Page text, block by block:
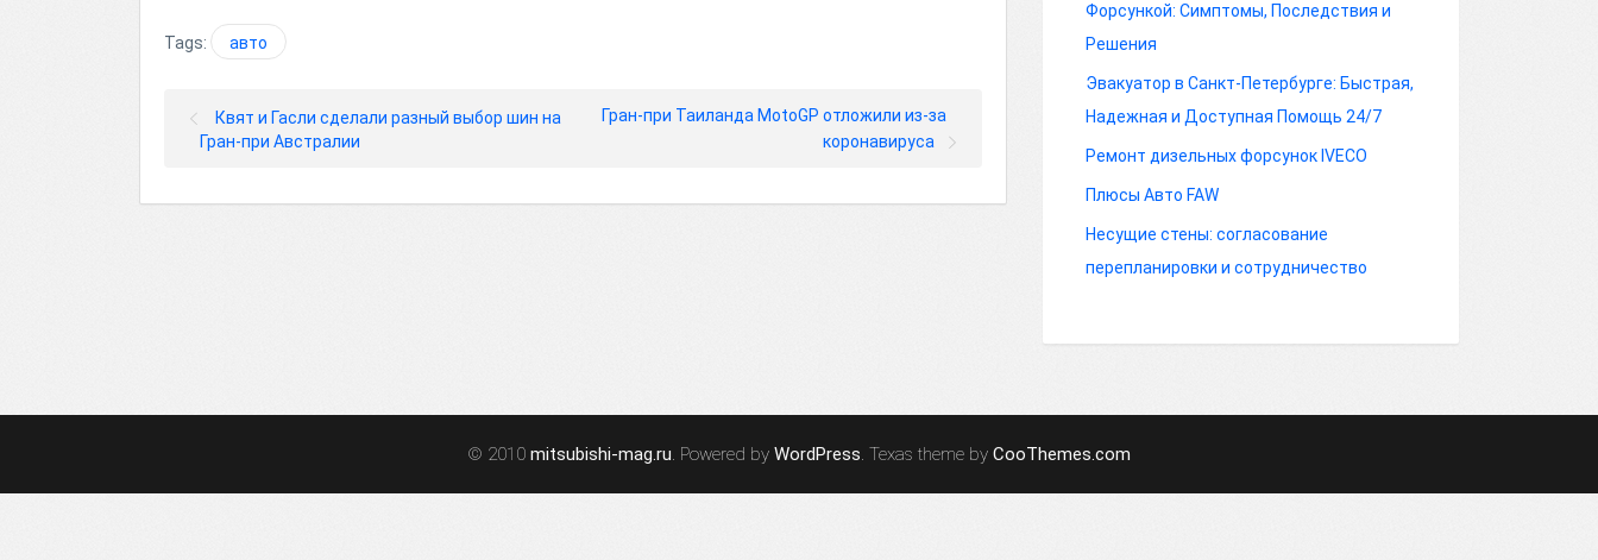
Tags: авто
Квят и Гасли сделали разный выбор шин на
Гран-при Австралии
Гран-при Таиланда MotoGP отложили из-за
коронавируса
Форсункой: Симптомы, Последствия и
Решения
Эвакуатор в Санкт-Петербурге: Быстрая,
Надежная и Доступная Помощь 24/7
Ремонт дизельных форсунок IVECO
Плюсы Авто FAW
Несущие стены: согласование
перепланировки и сотрудничество
© 2010 mitsubishi-mag.ru. Powered by WordPress. Texas theme by CooThemes.com